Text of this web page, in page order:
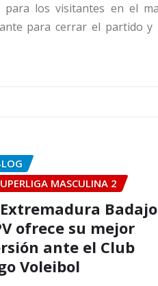
los visitantes en el
para cerrar el partido
MASCULINA 2
ofrece su mejor
ante el Club
Voleibol